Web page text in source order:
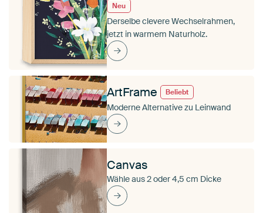
Neu
Derselbe clevere Wechselrahmen,
jetzt in warmem Naturholz.
ArtFrame Beliebt
Moderne Alternative zu Leinwand
Canvas
Wähle aus 2 oder 4,5 cm Dicke